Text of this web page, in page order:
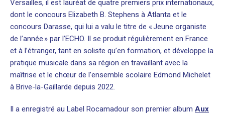
Versailles, il est lauréat de quatre premiers prix internationaux,
dont le concours Elizabeth B. Stephens à Atlanta et le
concours Darasse, qui lui a valu le titre de « Jeune organiste
de l’année » par l’ECHO. Il se produit régulièrement en France
et à l’étranger, tant en soliste qu’en formation, et développe la
pratique musicale dans sa région en travaillant avec la
maîtrise et le chœur de l’ensemble scolaire Edmond Michelet
à Brive-la-Gaillarde depuis 2022.
Il a enregistré au Label Rocamadour son premier album Aux